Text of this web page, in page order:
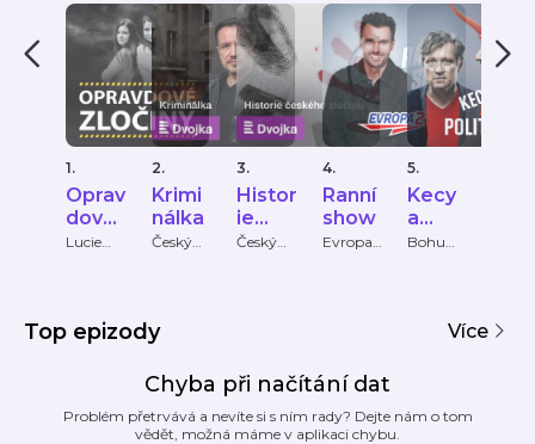
1.
Oprav
dové
zločin
Lucie
2.
Krimi
nálka
Český
3.
Histor
ie
české
Český
4.
Ranní
show
Evropa
5.
Kecy
a
politik
Bohumil
Top epizody Více
Chyba při načítání dat
Problém přetrvává a nevíte si s ním rady? Dejte nám o tom
vědět, možná máme v aplikaci chybu.